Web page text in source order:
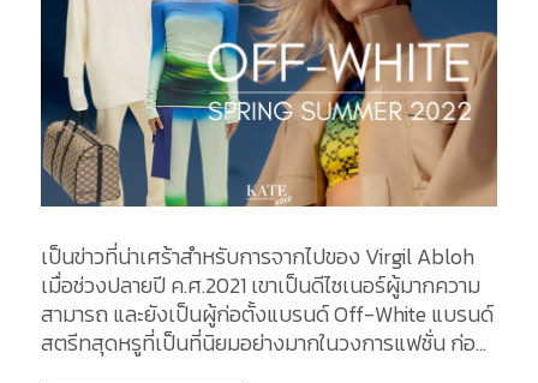
เป็นข่าวที่น่าเศร้าสำหรับการจากไปของ Virgil Abloh
เมื่อช่วงปลายปี ค.ศ.2021 เขาเป็นดีไซเนอร์ผู้มากความ
สามารถ และยังเป็นผู้ก่อตั้งแบรนด์ Off-White แบรนด์
สตรีทสุดหรูที่เป็นที่นิยมอย่างมากในวงการแฟชั่น ก่อน